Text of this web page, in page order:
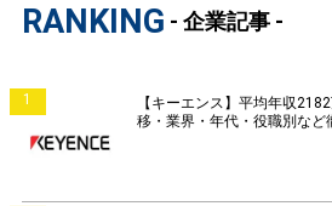
RANKING - 企業記事 -
1
【キーエンス】平均年収
移・業界・年代・役職別など